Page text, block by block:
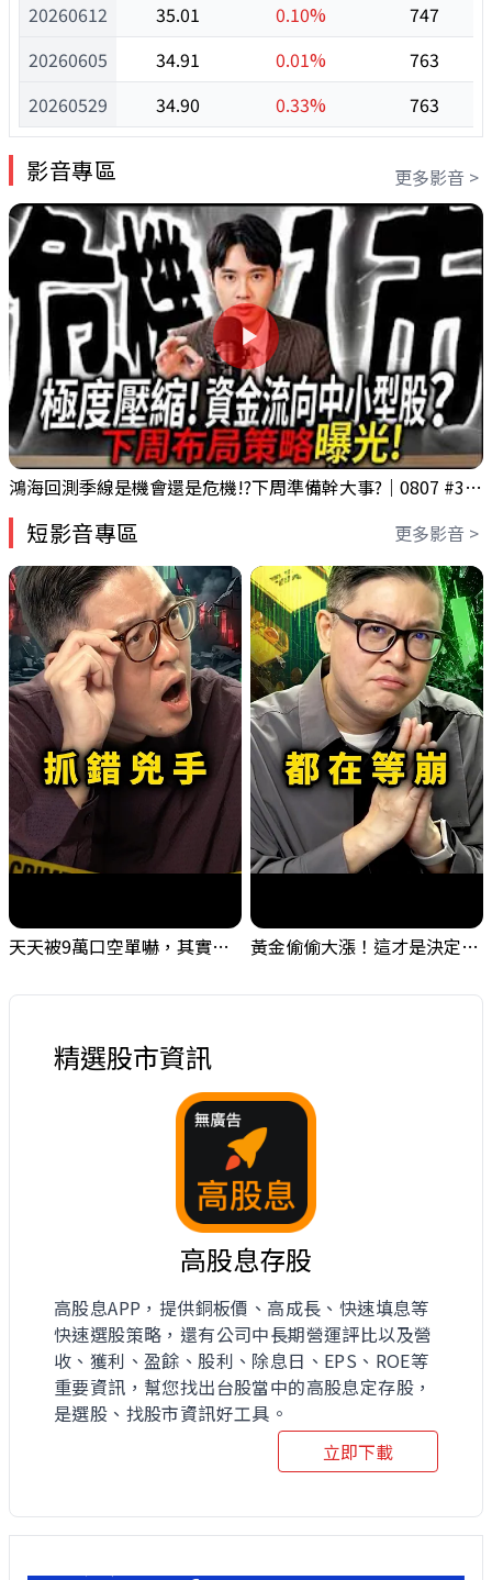
20260612
20260605
20260529
35.01
0.10%
747
34.91
0.01%
763
34.90
0.33% 763
影音專區 更多影音 >
鴻海回測季線是機會還是危機!?下周準備幹大事?｜0807 #3661 #2317 #2317鴻海
短影音專區 更多影音 >
天天被9萬口空單嚇，其實你盯錯地方了｜Mr.Jimmy高志銘 #台股 #外資期貨 #融資 黃金偷偷大漲！這才是決定台股生死的「真風向球」！｜Mr.Jimmy高志銘 #黃金 #美元指數 #聯準會
精選股市資訊
高股息存股
高股息APP，提供銅板價、高成長、快速填息等
快速選股策略，還有公司中長期營運評比以及營
收、獲利、盈餘、股利、除息日、EPS、ROE等
重要資訊，幫您找出台股當中的高股息定存股，
是選股、找股市資訊好工具。
立即下載